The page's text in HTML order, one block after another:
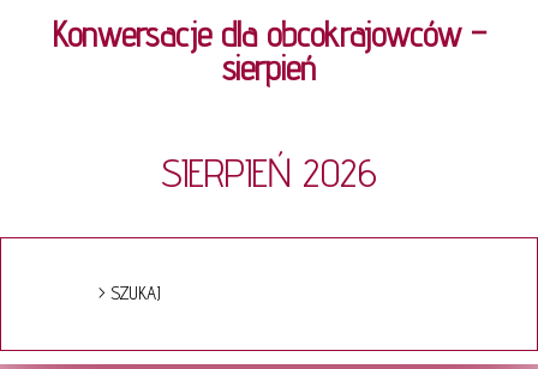
Konwersacje dla obcokrajowców –
sierpień
SIERPIEŃ 2026